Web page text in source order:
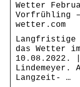
Wetter
Vorfrühling
wetter.com
Langfristige
das Wetter
10.08.2022.
Langzeit- …